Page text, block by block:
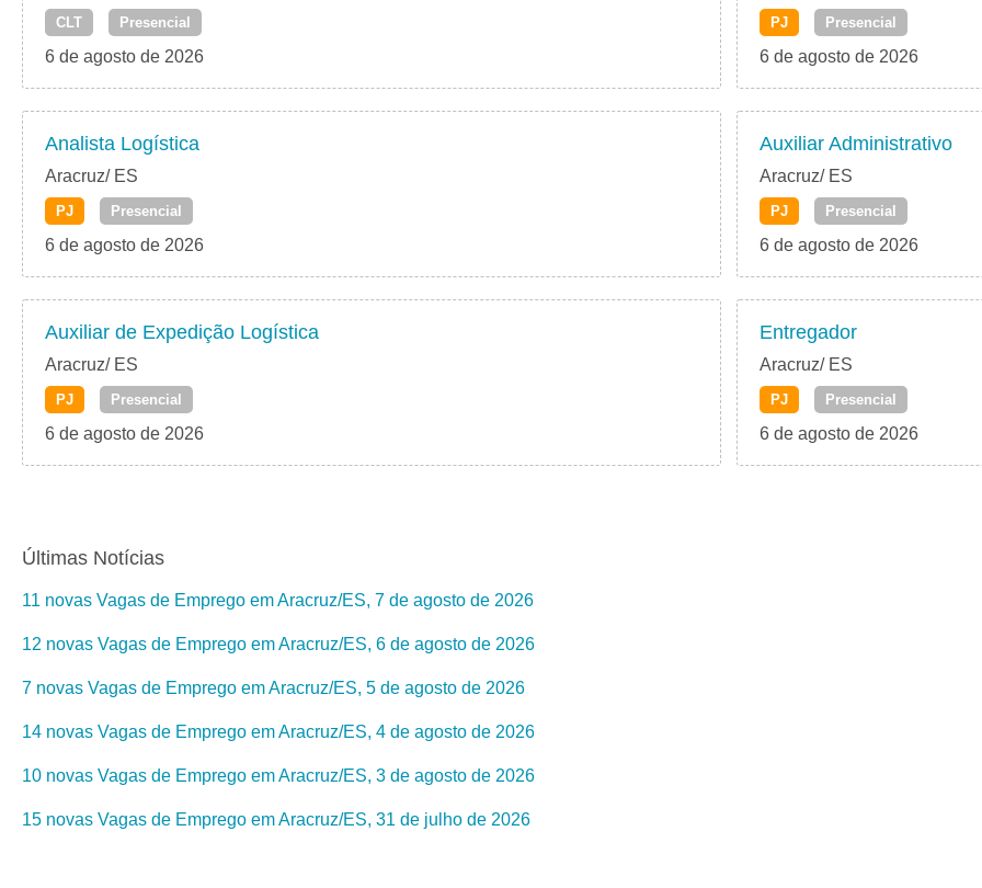
CLT Presencial
6 de agosto de 2026
PJ Presencial
6 de agosto de 2026
Analista Logística
Aracruz/ ES
PJ Presencial
6 de agosto de 2026
Auxiliar Administrativo
Aracruz/ ES
PJ Presencial
6 de agosto de 2026
Auxiliar de Expedição Logística
Aracruz/ ES
PJ Presencial
6 de agosto de 2026
Entregador
Aracruz/ ES
PJ Presencial
6 de agosto de 2026
Últimas Notícias
11 novas Vagas de Emprego em Aracruz/ES, 7 de agosto de 2026
12 novas Vagas de Emprego em Aracruz/ES, 6 de agosto de 2026
7 novas Vagas de Emprego em Aracruz/ES, 5 de agosto de 2026
14 novas Vagas de Emprego em Aracruz/ES, 4 de agosto de 2026
10 novas Vagas de Emprego em Aracruz/ES, 3 de agosto de 2026
15 novas Vagas de Emprego em Aracruz/ES, 31 de julho de 2026